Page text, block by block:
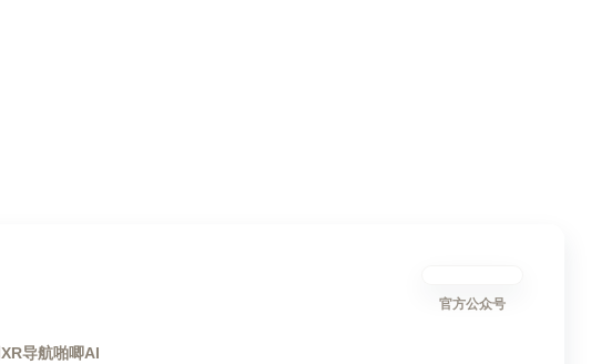
XR导航啪唧AI
官方公众号